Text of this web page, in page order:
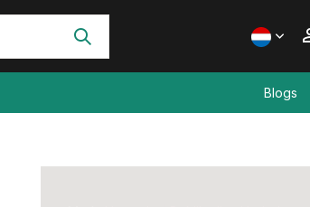
Blogs